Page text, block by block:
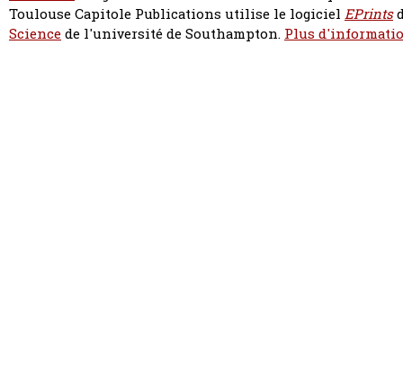
Toulouse Capitole Publications utilise le logiciel EPrints
Sciencede l'université de Southampton. Plus